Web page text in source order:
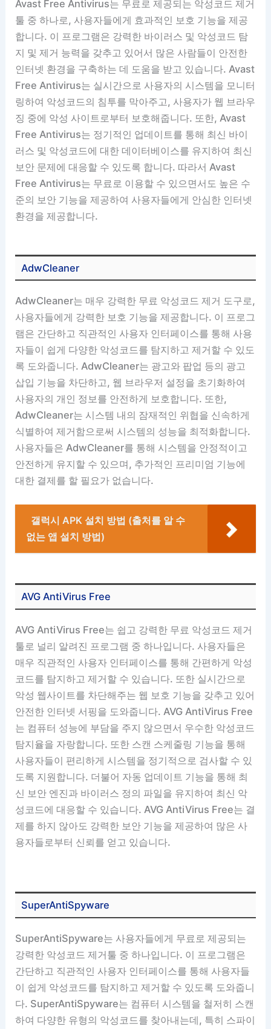
Avast Free Antivirus는 무료로 제공되는 악성코드 제거
툴 중 하나로, 사용자들에게 효과적인 보호 기능을 제공
합니다. 이 프로그램은 강력한 바이러스 및 악성코드 탐
지 및 제거 능력을 갖추고 있어서 많은 사람들이 안전한
인터넷 환경을 구축하는 데 도움을 받고 있습니다. Avast
Free Antivirus는 실시간으로 사용자의 시스템을 모니터
링하여 악성코드의 침투를 막아주고, 사용자가 웹 브라우
징 중에 악성 사이트로부터 보호해줍니다. 또한, Avast
Free Antivirus는 정기적인 업데이트를 통해 최신 바이
러스 및 악성코드에 대한 데이터베이스를 유지하여 최신
보안 문제에 대응할 수 있도록 합니다. 따라서 Avast
Free Antivirus는 무료로 이용할 수 있으면서도 높은 수
준의 보안 기능을 제공하여 사용자들에게 안심한 인터넷
환경을 제공합니다.
AdwCleaner
AdwCleaner는 매우 강력한 무료 악성코드 제거 도구로,
사용자들에게 강력한 보호 기능을 제공합니다. 이 프로그
램은 간단하고 직관적인 사용자 인터페이스를 통해 사용
자들이 쉽게 다양한 악성코드를 탐지하고 제거할 수 있도
록 도와줍니다. AdwCleaner는 광고와 팝업 등의 광고
삽입 기능을 차단하고, 웹 브라우저 설정을 초기화하여
사용자의 개인 정보를 안전하게 보호합니다. 또한,
AdwCleaner는 시스템 내의 잠재적인 위협을 신속하게
식별하여 제거함으로써 시스템의 성능을 최적화합니다.
사용자들은 AdwCleaner를 통해 시스템을 안정적이고
안전하게 유지할 수 있으며, 추가적인 프리미엄 기능에
대한 결제를 할 필요가 없습니다.
갤럭시 APK 설치 방법 (출처를 알 수
없는 앱 설치 방법)
AVG AntiVirus Free
AVG AntiVirus Free는 쉽고 강력한 무료 악성코드 제거
툴로 널리 알려진 프로그램 중 하나입니다. 사용자들은
매우 직관적인 사용자 인터페이스를 통해 간편하게 악성
코드를 탐지하고 제거할 수 있습니다. 또한 실시간으로
악성 웹사이트를 차단해주는 웹 보호 기능을 갖추고 있어
안전한 인터넷 서핑을 도와줍니다. AVG AntiVirus Free
는 컴퓨터 성능에 부담을 주지 않으면서 우수한 악성코드
탐지율을 자랑합니다. 또한 스캔 스케줄링 기능을 통해
사용자들이 편리하게 시스템을 정기적으로 검사할 수 있
도록 지원합니다. 더불어 자동 업데이트 기능을 통해 최
신 보안 엔진과 바이러스 정의 파일을 유지하여 최신 악
성코드에 대응할 수 있습니다. AVG AntiVirus Free는 결
제를 하지 않아도 강력한 보안 기능을 제공하여 많은 사
용자들로부터 신뢰를 얻고 있습니다.
SuperAntiSpyware
SuperAntiSpyware는 사용자들에게 무료로 제공되는
강력한 악성코드 제거툴 중 하나입니다. 이 프로그램은
간단하고 직관적인 사용자 인터페이스를 통해 사용자들
이 쉽게 악성코드를 탐지하고 제거할 수 있도록 도와줍니
다. SuperAntiSpyware는 컴퓨터 시스템을 철저히 스캔
하여 다양한 유형의 악성코드를 찾아내는데, 특히 스파이